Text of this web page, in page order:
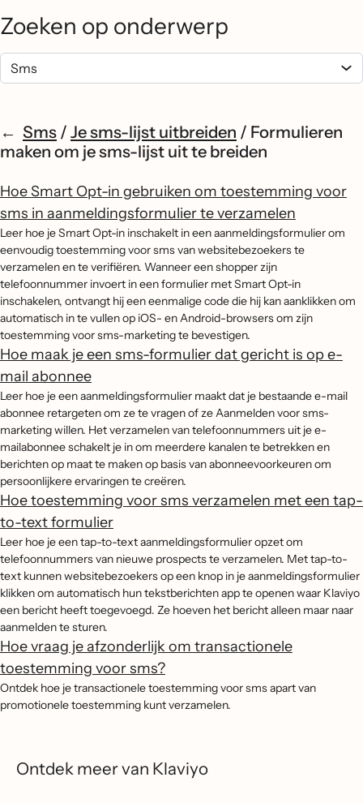
Zoeken op onderwerp
Sms / Je sms-lijst uitbreiden / Formulieren
maken om je sms-lijst uit te breiden
Hoe Smart Opt-in gebruiken om toestemming voor
sms in aanmeldingsformulier te verzamelen
Leer hoe je Smart Opt-in inschakelt in een aanmeldingsformulier om
eenvoudig toestemming voor sms van websitebezoekers te
verzamelen en te verifiëren. Wanneer een shopper zijn
telefoonnummer invoert in een formulier met Smart Opt-in
inschakelen, ontvangt hij een eenmalige code die hij kan aanklikken om
automatisch in te vullen op iOS- en Android-browsers om zijn
toestemming voor sms-marketing te bevestigen.
Hoe maak je een sms-formulier dat gericht is op e-
mail abonnee
Leer hoe je een aanmeldingsformulier maakt dat je bestaande e-mail
abonnee retargeten om ze te vragen of ze Aanmelden voor sms-
marketing willen. Het verzamelen van telefoonnummers uit je e-
mailabonnee schakelt je in om meerdere kanalen te betrekken en
berichten op maat te maken op basis van abonneevoorkeuren om
persoonlijkere ervaringen te creëren.
Hoe toestemming voor sms verzamelen met een tap-
to-text formulier
Leer hoe je een tap-to-text aanmeldingsformulier opzet om
telefoonnummers van nieuwe prospects te verzamelen. Met tap-to-
text kunnen websitebezoekers op een knop in je aanmeldingsformulier
klikken om automatisch hun tekstberichten app te openen waar Klaviyo
een bericht heeft toegevoegd. Ze hoeven het bericht alleen maar naar
aanmelden te sturen.
Hoe vraag je afzonderlijk om transactionele
toestemming voor sms?
Ontdek hoe je transactionele toestemming voor sms apart van
promotionele toestemming kunt verzamelen.
Ontdek meer van Klaviyo